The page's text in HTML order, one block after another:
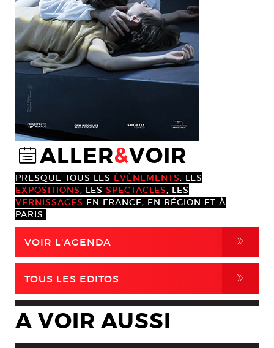
@ALLER&VOIR
PRESQUE TOUS LES ÉVÈNEMENTS, LES
EXPOSITIONS, LES SPECTACLES, LES
VERNISSAGES EN FRANCE, EN RÉGION ET À
PARIS.
VOIR L'AGENDA ,
TOUS LES EDITOS ,
A VOIR AUSSI